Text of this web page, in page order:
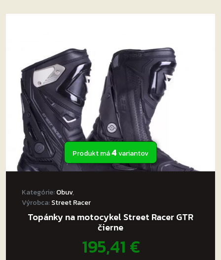
Produkt má4variantov
Kategórie:Obuv,
Výrobca:Street Racer
Topánky na motocykel Street Racer GTR
čierne
195,41 €